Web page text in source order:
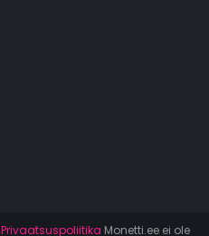
Privaatsuspoliitika Monetti.ee ei ole